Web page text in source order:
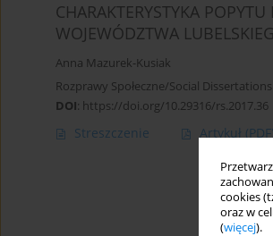
cookies
oraz w
(więcej).
CHARAKTERYSTYKA
WOJEWÓDZTWA
Anna Mazurek-Kusiak
Rozprawy Społeczne/Social
DOI: https://doi.org/10.29316/rs.2017.36
Streszczenie Artykuł (PDF)